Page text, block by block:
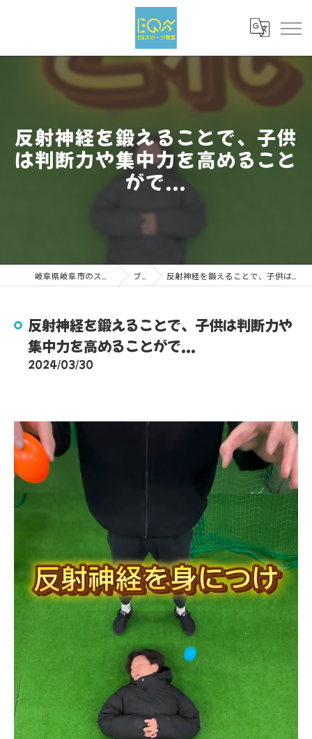
反射神経を鍛えることで、子供
は判断力や集中力を高めること
がで...
ブログ 反射神経を鍛えることで、子供は判断力や集中力を高めることがで...
反射神経を鍛えることで、子供は判断力や
集中力を高めることがで...
2024/03/30